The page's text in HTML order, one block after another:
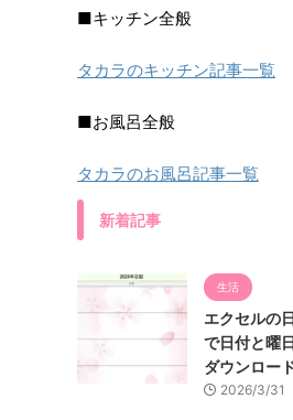
■キッチン全般
タカラのキッチン記事一覧
■お風呂全般
タカラのお風呂記事一覧
新着記事
生活
エクセルの
で日付と曜
ダウンロー
2026/3/31